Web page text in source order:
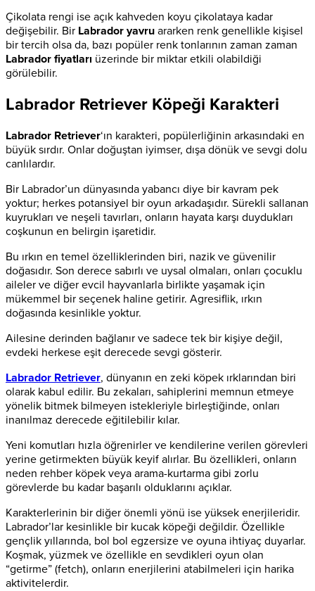
Çikolata rengi ise açık kahveden koyu çikolataya kadar
değişebilir. Bir Labrador yavru ararken renk genellikle kişisel
bir tercih olsa da, bazı popüler renk tonlarının zaman zaman
Labrador fiyatları üzerinde bir miktar etkili olabildiği
görülebilir.
Labrador Retriever Köpeği Karakteri
Labrador Retriever‘ın karakteri, popülerliğinin arkasındaki en
büyük sırdır. Onlar doğuştan iyimser, dışa dönük ve sevgi dolu
canlılardır.
Bir Labrador’un dünyasında yabancı diye bir kavram pek
yoktur; herkes potansiyel bir oyun arkadaşıdır. Sürekli sallanan
kuyrukları ve neşeli tavırları, onların hayata karşı duydukları
coşkunun en belirgin işaretidir.
Bu ırkın en temel özelliklerinden biri, nazik ve güvenilir
doğasıdır. Son derece sabırlı ve uysal olmaları, onları çocuklu
aileler ve diğer evcil hayvanlarla birlikte yaşamak için
mükemmel bir seçenek haline getirir. Agresiflik, ırkın
doğasında kesinlikle yoktur.
Ailesine derinden bağlanır ve sadece tek bir kişiye değil,
evdeki herkese eşit derecede sevgi gösterir.
Labrador Retriever, dünyanın en zeki köpek ırklarından biri
olarak kabul edilir. Bu zekaları, sahiplerini memnun etmeye
yönelik bitmek bilmeyen istekleriyle birleştiğinde, onları
inanılmaz derecede eğitilebilir kılar.
Yeni komutları hızla öğrenirler ve kendilerine verilen görevleri
yerine getirmekten büyük keyif alırlar. Bu özellikleri, onların
neden rehber köpek veya arama-kurtarma gibi zorlu
görevlerde bu kadar başarılı olduklarını açıklar.
Karakterlerinin bir diğer önemli yönü ise yüksek enerjileridir.
Labrador’lar kesinlikle bir kucak köpeği değildir. Özellikle
gençlik yıllarında, bol bol egzersize ve oyuna ihtiyaç duyarlar.
Koşmak, yüzmek ve özellikle en sevdikleri oyun olan
“getirme” (fetch), onların enerjilerini atabilmeleri için harika
aktivitelerdir.